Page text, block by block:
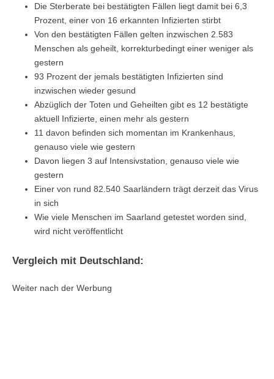
Die Sterberate bei bestätigten Fällen liegt damit bei 6,3
Prozent, einer von 16 erkannten Infizierten stirbt
Von den bestätigten Fällen gelten inzwischen 2.583
Menschen als geheilt, korrekturbedingt einer weniger als
gestern
93 Prozent der jemals bestätigten Infizierten sind
inzwischen wieder gesund
Abzüglich der Toten und Geheilten gibt es 12 bestätigte
aktuell Infizierte, einen mehr als gestern
11 davon befinden sich momentan im Krankenhaus,
genauso viele wie gestern
Davon liegen 3 auf Intensivstation, genauso viele wie
gestern
Einer von rund 82.540 Saarländern trägt derzeit das Virus
in sich
Wie viele Menschen im Saarland getestet worden sind,
wird nicht veröffentlicht
Vergleich mit Deutschland:
Weiter nach der Werbung